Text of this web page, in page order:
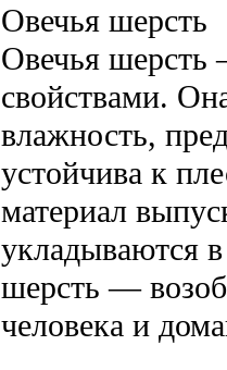
Овечья шерсть
Овечья шерсть
свойствами.
влажность,
устойчива к
материал
укладываются
шерсть —
человека и